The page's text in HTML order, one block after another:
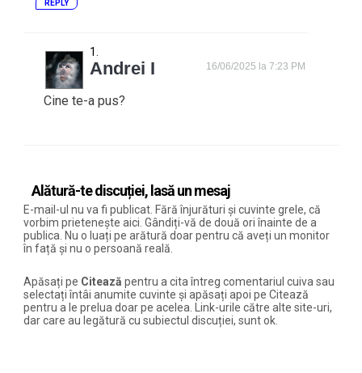
REPLY
Andrei I 16/06/2025 la 7:23 PM
Cine te-a pus?
Alătură-te discuției, lasă un mesaj
E-mail-ul nu va fi publicat. Fără înjurături și cuvinte grele, că
vorbim prietenește aici. Gândiți-vă de două ori înainte de a
publica. Nu o luați pe arătură doar pentru că aveți un monitor
în față și nu o persoană reală.
Apăsați pe Citează pentru a cita întreg comentariul cuiva sau
selectați întâi anumite cuvinte și apăsați apoi pe Citează
pentru a le prelua doar pe acelea. Link-urile către alte site-uri,
dar care au legătură cu subiectul discuției, sunt ok.